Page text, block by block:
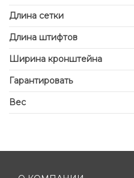
Длина сетки
Длина штифтов
Ширина кронштейна
Гарантировать
Вес